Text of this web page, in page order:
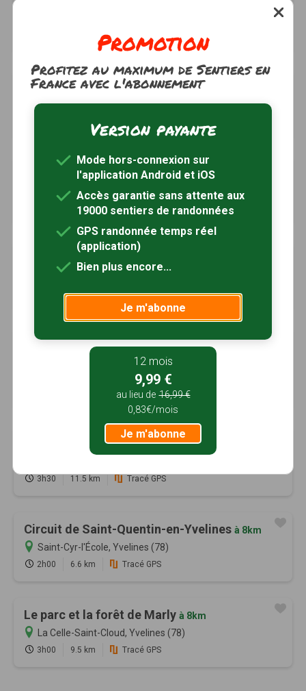
10.5 km Tracé GPS
Les sentes de Mareil-Marlyà 5km
Mareil-Marly, Yvelines (78)
7.1 km
Le sentier des Seigneursà 6km
Fontenay-le-Fleury, Yvelines (78)
7.5 km Tracé GPS
Le plateau des Alluets-le-Roi
22 km Tracé GPS
Le Randonneur et les 7 villages de la Plaine
de Versailles
Crespières, Yvelines (78)
A la découverte des Impressionnistes
3h30 11.5 km Tracé GPS
Circuit de Saint-Quentin-en-Yvelines à 8km
Saint-Cyr-l'École, Yvelines (78)
2h00 6.6 km Tracé GPS
Le parc et la forêt de Marly à 8km
La Celle-Saint-Cloud, Yvelines (78)
3h00 9.5 km Tracé GPS
Promotion
Profitez au maximum de Sentiers en
France avec l'abonnement
Version payante
Mode hors-connexion sur
l'application Android et iOS
Accès garantie sans attente aux
19000 sentiers de randonnées
GPS randonnée temps réel
(application)
Bien plus encore...
Je m'abonne
12 mois
9,99 €
au lieu de 16,99 €
0,83€/mois
Je m'abonne